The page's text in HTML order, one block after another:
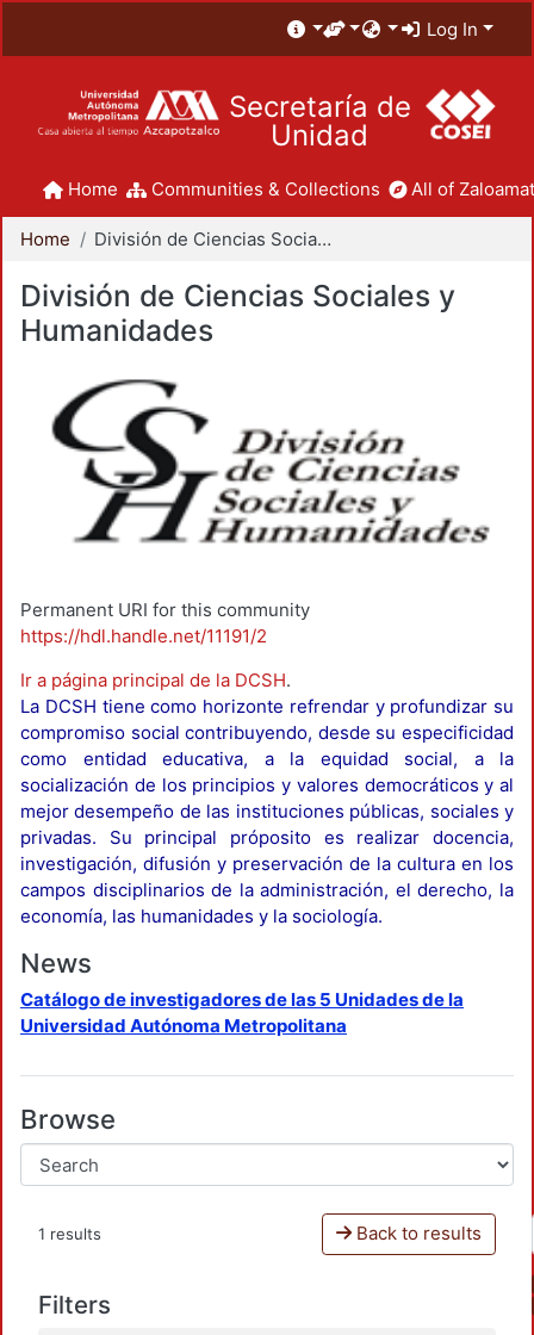
Log In
Secretaría de
Unidad
Home Communities & Collections All of
Home División de Ciencias Sociales y Humanidades
División de Ciencias Sociales y
Humanidades
Permanent URI for this community
https://hdl.handle.net/11191/2
Ir a página principal de la DCSH.
La DCSH tiene como horizonte refrendar y profundizar su
compromiso social contribuyendo, desde su especificidad
como entidad educativa, a la equidad social, a la
socialización de los principios y valores democráticos y al
mejor desempeño de las instituciones públicas, sociales y
privadas. Su principal próposito es realizar docencia,
investigación, difusión y preservación de la cultura en los
campos disciplinarios de la administración, el derecho, la
economía, las humanidades y la sociología.
News
Catálogo de investigadores de las 5 Unidades de la
Universidad Autónoma Metropolitana
Browse
1 results Back to results
Filters